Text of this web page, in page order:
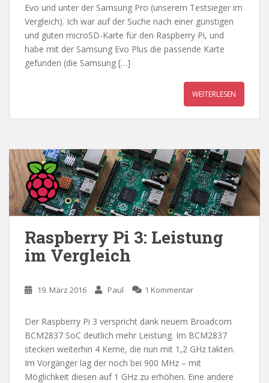
Evo und unter der Samsung Pro (unserem Testsieger im
Vergleich). Ich war auf der Suche nach einer günstigen
und guten microSD-Karte für den Raspberry Pi, und
habe mit der Samsung Evo Plus die passende Karte
gefunden (die Samsung […]
WEITERLESEN
Raspberry Pi 3: Leistung
im Vergleich
19. März 2016 Paul 1 Kommentar
Der Raspberry Pi 3 verspricht dank neuem Broadcom
BCM2837 SoC deutlich mehr Leistung. Im BCM2837
stecken weiterhin 4 Kerne, die nun mit 1,2 GHz takten.
Im Vorgänger lag der noch bei 900 MHz – mit
Möglichkeit diesen auf 1 GHz zu erhöhen. Eine andere